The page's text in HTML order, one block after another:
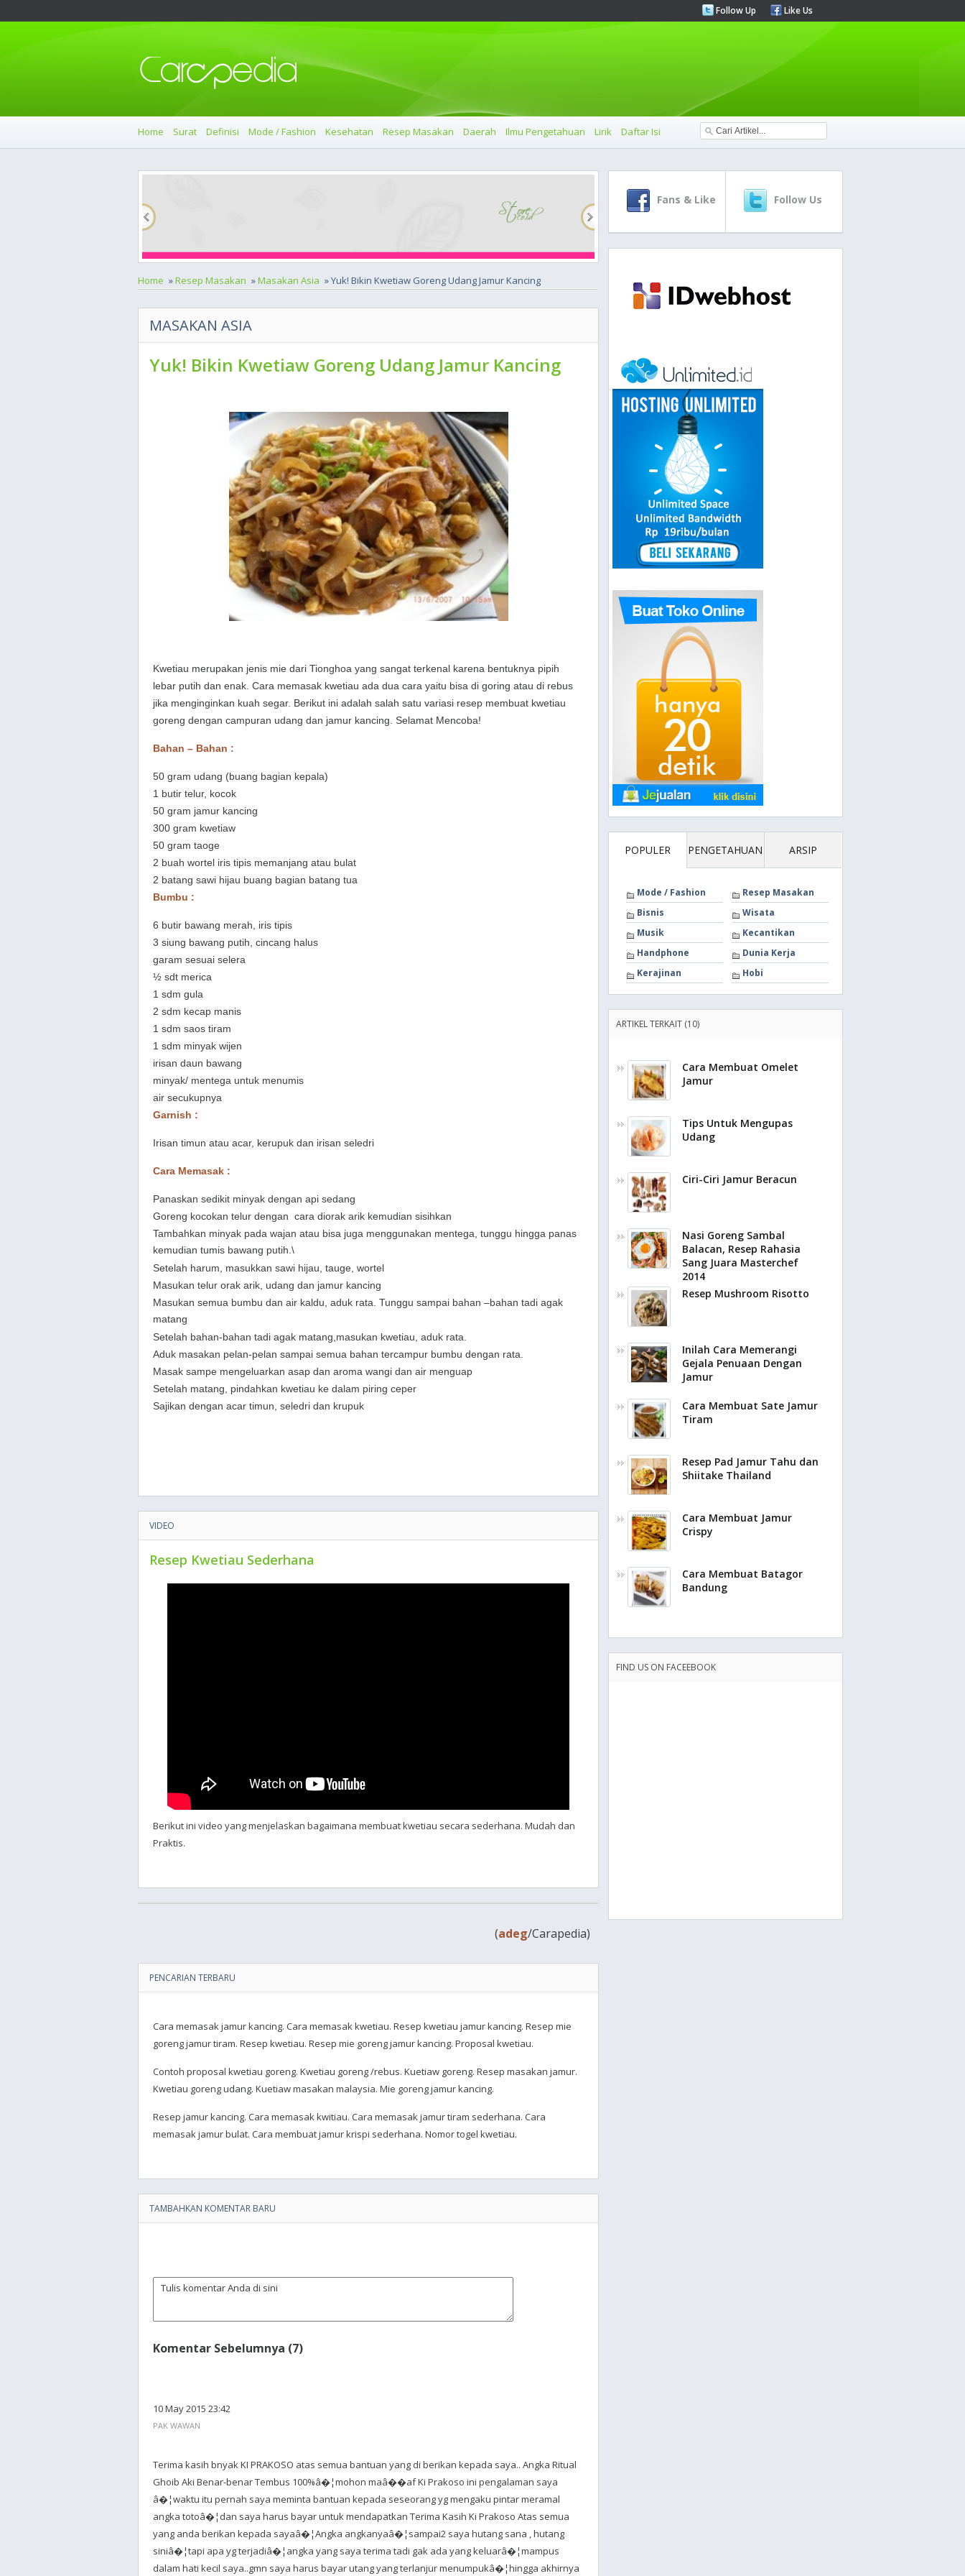
Follow Up Like Us
Home Surat Definisi Mode / Fashion Kesehatan Resep Masakan Daerah Ilmu Pengetahuan Lirik Daftar Isi
Home »Resep Masakan »Masakan Asia » Yuk! Bikin Kwetiaw Goreng Udang Jamur Kancing
MASAKAN ASIA
Yuk! Bikin Kwetiaw Goreng Udang Jamur Kancing
Kwetiau merupakan jenis mie dari Tionghoa yang sangat terkenal karena bentuknya pipih
lebar putih dan enak. Cara memasak kwetiau ada dua cara yaitu bisa di goring atau di rebus
jika menginginkan kuah segar. Berikut ini adalah salah satu variasi resep membuat kwetiau
goreng dengan campuran udang dan jamur kancing. Selamat Mencoba!
Bahan – Bahan :
50 gram udang (buang bagian kepala)
1 butir telur, kocok
50 gram jamur kancing
300 gram kwetiaw
50 gram taoge
2 buah wortel iris tipis memanjang atau bulat
2 batang sawi hijau buang bagian batang tua
Bumbu :
6 butir bawang merah, iris tipis
3 siung bawang putih, cincang halus
garam sesuai selera
½ sdt merica
1 sdm gula
2 sdm kecap manis
1 sdm saos tiram
1 sdm minyak wijen
irisan daun bawang
minyak/ mentega untuk menumis
air secukupnya
Garnish :
Irisan timun atau acar, kerupuk dan irisan seledri
Cara Memasak :
Panaskan sedikit minyak dengan api sedang
Goreng kocokan telur dengan cara diorak arik kemudian sisihkan
Tambahkan minyak pada wajan atau bisa juga menggunakan mentega, tunggu hingga panas
kemudian tumis bawang putih.\
Setelah harum, masukkan sawi hijau, tauge, wortel
Masukan telur orak arik, udang dan jamur kancing
Masukan semua bumbu dan air kaldu, aduk rata. Tunggu sampai bahan –bahan tadi agak
matang
Setelah bahan-bahan tadi agak matang,masukan kwetiau, aduk rata.
Aduk masakan pelan-pelan sampai semua bahan tercampur bumbu dengan rata
Masak sampe mengeluarkan asap dan aroma wangi dan air menguap
Setelah matang, pindahkan kwetiau ke dalam piring ceper
Sajikan dengan acar timun , seledri dan krupuk
VIDEO
Resep Kwetiau Sederhana
Berikut ini video yang menjelaskan bagaimana membuat kwetiau secara sederhana. Mudah dan
Praktis.
(adeg/Carapedia)
PENCARIAN TERBARU
Cara memasak jamur kancing. Cara memasak kwetiau. Resep kwetiau jamur kancing. Resep mie
goreng jamur tiram. Resep kwetiau. Resep mie goreng jamur kancing. Proposal kwetiau.
Contoh proposal kwetiau goreng. Kwetiau goreng /rebus. Kuetiaw goreng. Resep masakan jamur.
Kwetiau goreng udang. Kuetiaw masakan malaysia. Mie goreng jamur kancing.
Resep jamur kancing. Cara memasak kwitiau. Cara memasak jamur tiram sederhana. Cara
memasak jamur bulat. Cara membuat jamur krispi sederhana. Nomor togel kwetiau.
TAMBAHKAN KOMENTAR BARU
Komentar Sebelumnya (7)
10 May 2015 23:42
PAK WAWAN
Terima kasih bnyak KI PRAKOSO atas semua bantuan yang di berikan kepada saya.. Angka Ritual
Ghoib Aki Benar-benar Tembus 100%â�¦mohon maâ��af Ki Prakoso ini pengalaman saya
â�¦waktu itu pernah saya meminta bantuan kepada seseorang yg mengaku pintar meramal
angka totoâ�¦dan saya harus bayar untuk mendapatkan Terima Kasih Ki Prakoso Atas semua
yang anda berikan kepada sayaâ�¦Angka angkanyaâ�¦sampai2 saya hutang sana , hutang
siniâ�¦tapi apa yg terjadiâ�¦angka yang saya terima tadi gak ada yang keluarâ�¦mampus
dalam hati kecil saya..gmn saya harus bayar utang yang terlanjur menumpukâ�¦hingga akhirnya
Fans & Like Follow Us
POPULER PENGETAHUAN ARSIP
Mode / Fashion
Resep Masakan
Bisnis
Wisata
Musik
Kecantikan
Handphone
Dunia Kerja
Kerajinan
Hobi
ARTIKEL TERKAIT (10)
Cara Membuat Omelet
Jamur
Tips Untuk Mengupas
Udang
Ciri-Ciri Jamur Beracun
Nasi Goreng Sambal
Balacan, Resep Rahasia
Sang Juara Masterchef
2014
Resep Mushroom Risotto
Inilah Cara Memerangi
Gejala Penuaan Dengan
Jamur
Cara Membuat Sate Jamur
Tiram
Resep Pad Jamur Tahu dan
Shiitake Thailand
Cara Membuat Jamur
Crispy
Cara Membuat Batagor
Bandung
FIND US ON FACEEBOOK